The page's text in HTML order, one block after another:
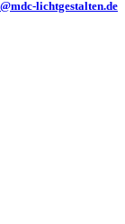
lichtgestalten.de